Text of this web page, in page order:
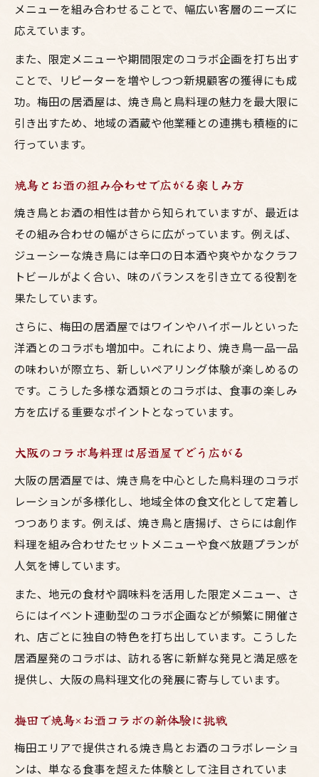
梅田で広がる焼鳥コラボとお酒の体験談
焼鳥とお酒の組み合わせで梅田を満喫
斬新な鳥料理コラボの魅力を深掘り
大阪で話題の焼鳥コラボ鳥料理を徹底解剖
居酒屋発！斬新な鳥料理とお酒の組み合わ
せ
梅田の焼鳥コラボはどこまで進化するのか
大阪でしか味わえない鳥料理コラボの魅力
大阪で話題の鳥料理コラボ事情を徹底解説
梅田の焼鳥コラボと居酒屋の最新トレンド
お酒好き必見！大阪鳥料理のコラボ最前線
今注目の大阪鳥料理と焼鳥コラボの流れ
居酒屋で楽しむ大阪の鳥料理コラボ情報
メニューを組み合わせることで、幅広い客層のニーズに
応えています。
また、限定メニューや期間限定のコラボ企画を打ち出す
ことで、リピーターを増やしつつ新規顧客の獲得にも成
功。梅田の居酒屋は、焼き鳥と鳥料理の魅力を最大限に
引き出すため、地域の酒蔵や他業種との連携も積極的に
行っています。
焼鳥とお酒の組み合わせで広がる楽しみ方
焼き鳥とお酒の相性は昔から知られていますが、最近は
その組み合わせの幅がさらに広がっています。例えば、
ジューシーな焼き鳥には辛口の日本酒や爽やかなクラフ
トビールがよく合い、味のバランスを引き立てる役割を
果たしています。
さらに、梅田の居酒屋ではワインやハイボールといった
洋酒とのコラボも増加中。これにより、焼き鳥一品一品
の味わいが際立ち、新しいペアリング体験が楽しめるの
です。こうした多様な酒類とのコラボは、食事の楽しみ
方を広げる重要なポイントとなっています。
大阪のコラボ鳥料理は居酒屋でどう広がる
大阪の居酒屋では、焼き鳥を中心とした鳥料理のコラボ
レーションが多様化し、地域全体の食文化として定着し
つつあります。例えば、焼き鳥と唐揚げ、さらには創作
料理を組み合わせたセットメニューや食べ放題プランが
人気を博しています。
また、地元の食材や調味料を活用した限定メニュー、さ
らにはイベント連動型のコラボ企画などが頻繁に開催さ
れ、店ごとに独自の特色を打ち出しています。こうした
居酒屋発のコラボは、訪れる客に新鮮な発見と満足感を
提供し、大阪の鳥料理文化の発展に寄与しています。
梅田で焼鳥×お酒コラボの新体験に挑戦
梅田エリアで提供される焼き鳥とお酒のコラボレーショ
ンは、単なる食事を超えた体験として注目されていま